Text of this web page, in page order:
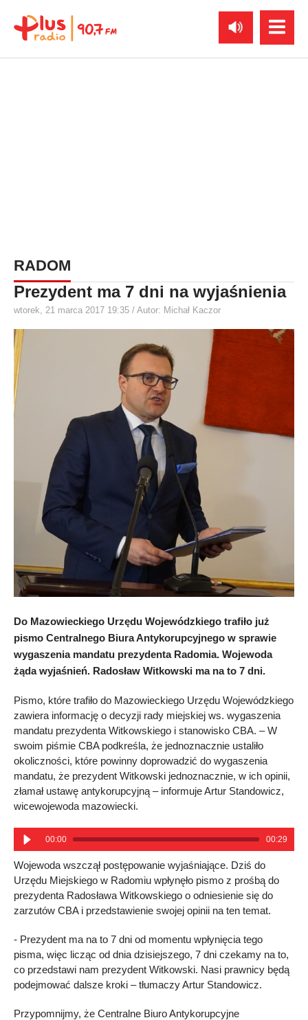
RADOM
Prezydent ma 7 dni na wyjaśnienia
wtorek, 21 marca 2017 19:35 / Autor: Michał Kaczor
Do Mazowieckiego Urzędu Wojewódzkiego trafiło już
pismo Centralnego Biura Antykorupcyjnego w sprawie
wygaszenia mandatu prezydenta Radomia. Wojewoda
żąda wyjaśnień. Radosław Witkowski ma na to 7 dni.
Pismo, które trafiło do Mazowieckiego Urzędu Wojewódzkiego
zawiera informację o decyzji rady miejskiej ws. wygaszenia
mandatu prezydenta Witkowskiego i stanowisko CBA. – W
swoim piśmie CBA podkreśla, że jednoznacznie ustaliło
okoliczności, które powinny doprowadzić do wygaszenia
mandatu, że prezydent Witkowski jednoznacznie, w ich opinii,
złamał ustawę antykorupcyjną – informuje Artur Standowicz,
wicewojewoda mazowiecki.
00:00 00:29
Wojewoda wszczął postępowanie wyjaśniające. Dziś do
Urzędu Miejskiego w Radomiu wpłynęło pismo z prośbą do
prezydenta Radosława Witkowskiego o odniesienie się do
zarzutów CBA i przedstawienie swojej opinii na ten temat.
- Prezydent ma na to 7 dni od momentu wpłynięcia tego
pisma, więc licząc od dnia dzisiejszego, 7 dni czekamy na to,
co przedstawi nam prezydent Witkowski. Nasi prawnicy będą
podejmować dalsze kroki – tłumaczy Artur Standowicz.
Przypomnijmy, że Centralne Biuro Antykorupcyjne